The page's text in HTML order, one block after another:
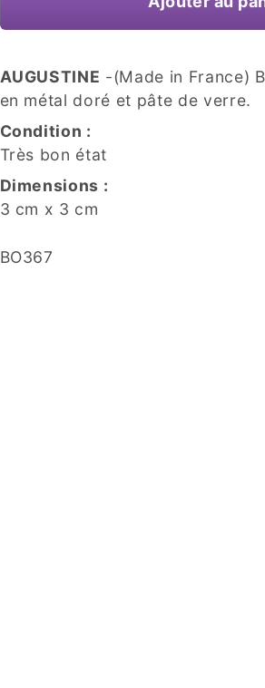
AUGUSTINE -(Made in France)
en métal doré et pâte de verre.
Condition :
Très bon état
Dimensions :
3 cm x 3 cm
SKU:
BO367